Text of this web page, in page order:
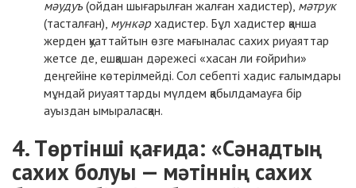
мәудуъ(ойдан шығарылған жалған хадистер), мәтрук
(тасталған), мункәрхадистер. Бұл хадистер қанша
жерден қуаттайтын өзге мағыналас сахих риуаяттар
жетсе де, ешқашан дәрежесі «хасан ли ғойриһи»
деңгейіне көтерілмейді. Сол себепті хадис ғалымдары
мұндай риуаяттарды мүлдем қабылдамауға бір
ауыздан ымыраласқан.
4. Төртінші қағида: «Сәнадтың
сахих болуы — мәтіннің сахих